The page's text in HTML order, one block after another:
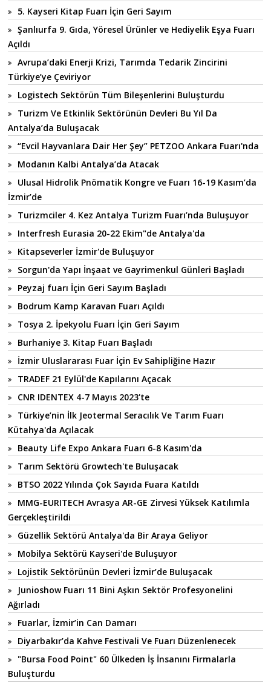
5. Kayseri Kitap Fuarı İçin Geri Sayım
Şanlıurfa 9. Gıda, Yöresel Ürünler ve Hediyelik Eşya Fuarı
Açıldı
Avrupa’daki Enerji Krizi, Tarımda Tedarik Zincirini
Türkiye’ye Çeviriyor
Logistech Sektörün Tüm Bileşenlerini Buluşturdu
Turizm Ve Etkinlik Sektörünün Devleri Bu Yıl Da
Antalya’da Buluşacak
“Evcil Hayvanlara Dair Her Şey” PETZOO Ankara Fuarı'nda
Modanın Kalbi Antalya’da Atacak
Ulusal Hidrolik Pnömatik Kongre ve Fuarı 16-19 Kasım’da
İzmir’de
Turizmciler 4. Kez Antalya Turizm Fuarı’nda Buluşuyor
Interfresh Eurasia 20-22 Ekim"de Antalya'da
Kitapseverler İzmir'de Buluşuyor
Sorgun'da Yapı İnşaat ve Gayrimenkul Günleri Başladı
Peyzaj fuarı İçin Geri Sayım Başladı
Bodrum Kamp Karavan Fuarı Açıldı
Tosya 2. İpekyolu Fuarı İçin Geri Sayım
Burhaniye 3. Kitap Fuarı Başladı
İzmir Uluslararası Fuar İçin Ev Sahipliğine Hazır
TRADEF 21 Eylül'de Kapılarını Açacak
CNR IDENTEX 4-7 Mayıs 2023'te
Türkiye’nin İlk Jeotermal Seracılık Ve Tarım Fuarı
Kütahya'da Açılacak
Beauty Life Expo Ankara Fuarı 6-8 Kasım'da
Tarım Sektörü Growtech'te Buluşacak
BTSO 2022 Yılında Çok Sayıda Fuara Katıldı
MMG-EURITECH Avrasya AR-GE Zirvesi Yüksek Katılımla
Gerçekleştirildi
Güzellik Sektörü Antalya'da Bir Araya Geliyor
Mobilya Sektörü Kayseri'de Buluşuyor
Lojistik Sektörünün Devleri İzmir’de Buluşacak
Junioshow Fuarı 11 Bini Aşkın Sektör Profesyonelini
Ağırladı
Fuarlar, İzmir’in Can Damarı
Diyarbakır’da Kahve Festivali Ve Fuarı Düzenlenecek
"Bursa Food Point" 60 Ülkeden İş İnsanını Firmalarla
Buluşturdu